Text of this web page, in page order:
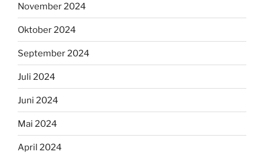
November 2024
Oktober 2024
September 2024
Juli 2024
Juni 2024
Mai 2024
April 2024